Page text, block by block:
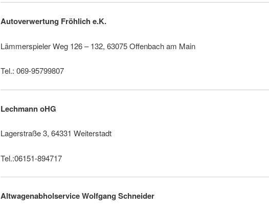
Autoverwertung Fröhlich e.K.
Lämmerspieler Weg 126 – 132, 63075 Offenbach am Main
Tel.: 069-95799807
Lechmann oHG
Lagerstraße 3, 64331 Weiterstadt
Tel.:06151-894717
Altwagenabholservice Wolfgang Schneider